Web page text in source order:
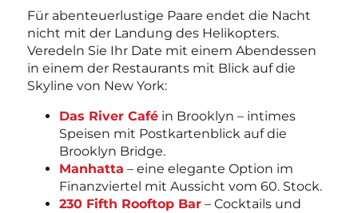
Für abenteuerlustige Paare endet die Nacht
nicht mit der Landung des Helikopters.
Veredeln Sie Ihr Date mit einem Abendessen
in einem der Restaurants mit Blick auf die
Skyline von New York:
Das River Café in Brooklyn – intimes
Speisen mit Postkartenblick auf die
Brooklyn Bridge.
Manhatta – eine elegante Option im
Finanzviertel mit Aussicht vom 60. Stock.
230 Fifth Rooftop Bar – Cocktails und